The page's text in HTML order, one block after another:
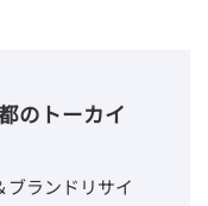
のトーカイ
ブランドリサイ